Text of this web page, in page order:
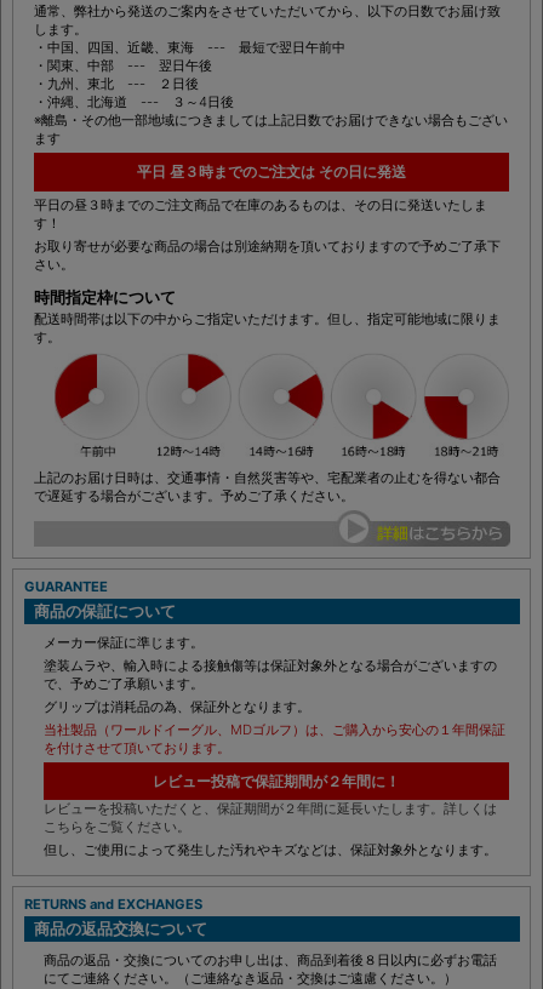
通常、弊社から発送のご案内をさせていただいてから、以下の日数でお届け致
します。
・中国、四国、近畿、東海 --- 最短で翌日午前中
・関東、中部 --- 翌日午後
・九州、東北 --- ２日後
・沖縄、北海道 --- ３～4日後
※離島・その他一部地域につきましては上記日数でお届けできない場合もござい
ます
平日 昼３時までのご注文は その日に発送
平日の昼３時までのご注文商品で在庫のあるものは、その日に発送いたしま
す！
お取り寄せが必要な商品の場合は別途納期を頂いておりますので予めご了承下
さい。
時間指定枠について
配送時間帯は以下の中からご指定いただけます。但し、指定可能地域に限りま
す。
上記のお届け日時は、交通事情・自然災害等や、宅配業者の止むを得ない都合
で遅延する場合がございます。予めご了承ください。
GUARANTEE
商品の保証について
メーカー保証に準じます。
塗装ムラや、輸入時による接触傷等は保証対象外となる場合がございますの
で、予めご了承願います。
グリップは消耗品の為、保証外となります。
当社製品（ワールドイーグル、MDゴルフ）は、ご購入から安心の１年間保証
を付けさせて頂いております。
レビュー投稿で保証期間が２年間に！
レビューを投稿いただくと、保証期間が２年間に延長いたします。詳しくは
こちらをご覧ください。
但し、ご使用によって発生した汚れやキズなどは、保証対象外となります。
RETURNS and EXCHANGES
商品の返品交換について
商品の返品・交換についてのお申し出は、商品到着後８日以内に必ずお電話
にてご連絡ください。（ご連絡なき返品・交換はご遠慮ください。）